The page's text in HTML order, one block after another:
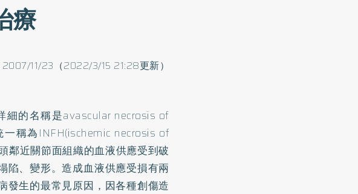
療
2007/11/23（2022/3/15 21:28更新）
細的名稱是avascular necrosis of
稱為INFH(ischemic necrosis of
鄰近關節面組織的血液供應受到破
陷、變形。造成血液供應受損有兩
發生的最常見原因，因各種創傷造